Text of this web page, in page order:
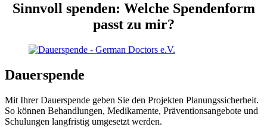
Sinnvoll spenden: Welche Spendenform
passt zu mir?
Dauer­spende
Mit Ihrer Dauerspende geben Sie den Projekten Planungssicherheit.
So können Behandlungen, Medikamente, Präventionsangebote und
Schulungen langfristig umgesetzt werden.